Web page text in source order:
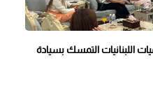
اللبنانيات التمسك بسيادة